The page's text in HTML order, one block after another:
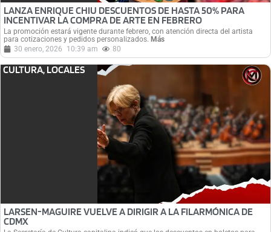
LANZA ENRIQUE CHIU DESCUENTOS DE HASTA 50% PARA
INCENTIVAR LA COMPRA DE ARTE EN FEBRERO
La promoción estará vigente durante febrero, con atención directa del artista
para cotizaciones y pedidos personalizados. Más
30 enero, 2026
10:39 am 80
CULTURA, LOCALES
LARSEN-MAGUIRE VUELVE A DIRIGIR A LA FILARMÓNICA DE
CDMX